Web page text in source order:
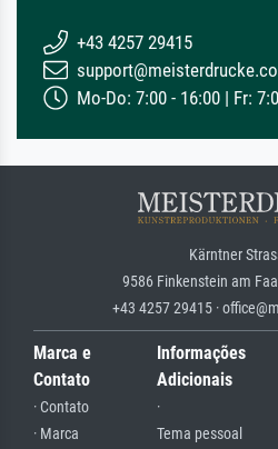
+43 4257 29415
Mo-Do: 7:00 - 16:00 | Fr:
Kärntner
9586 Finkenstein am
+43 4257 29415 ·
Marca e
Contato
· Contato
· Marca
Informações
Adicionais
·
Tema pessoal